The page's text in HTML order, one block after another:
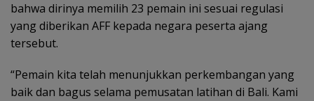
bahwa dirinya memilih 23 pemain ini sesuai regulasi
yang diberikan AFF kepada negara peserta ajang
tersebut.
“Pemain kita telah menunjukkan perkembangan yang
baik dan bagus selama pemusatan latihan di Bali. Kami